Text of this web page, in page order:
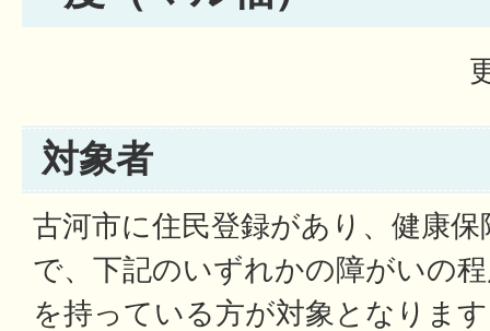
対象者
古河市に住民登録があり、健康
で、下記のいずれかの障がいの
を持っている方が対象となりま